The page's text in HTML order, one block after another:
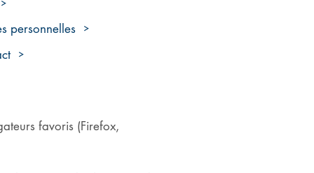
personnelles
favoris (Firefox,